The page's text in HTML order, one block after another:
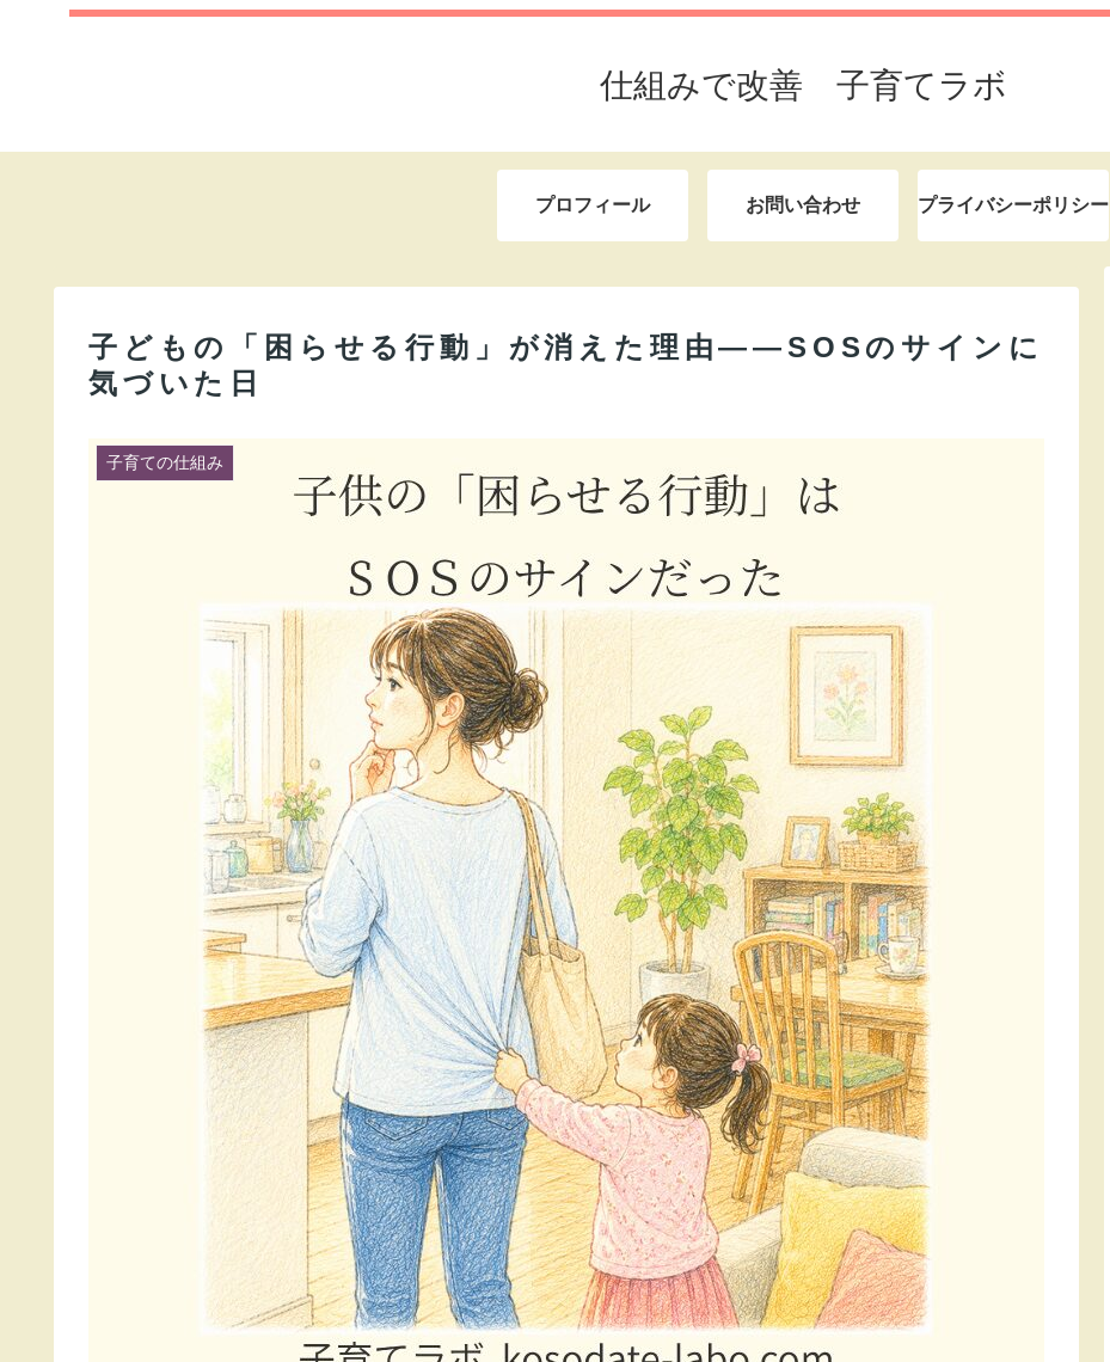
仕組みで改善 子育てラボ
プロフィール お問い合わせ プライバシーポリシー
子どもの「困らせる行動」が消えた理由——SOSのサインに
気づいた日
子育ての仕組み